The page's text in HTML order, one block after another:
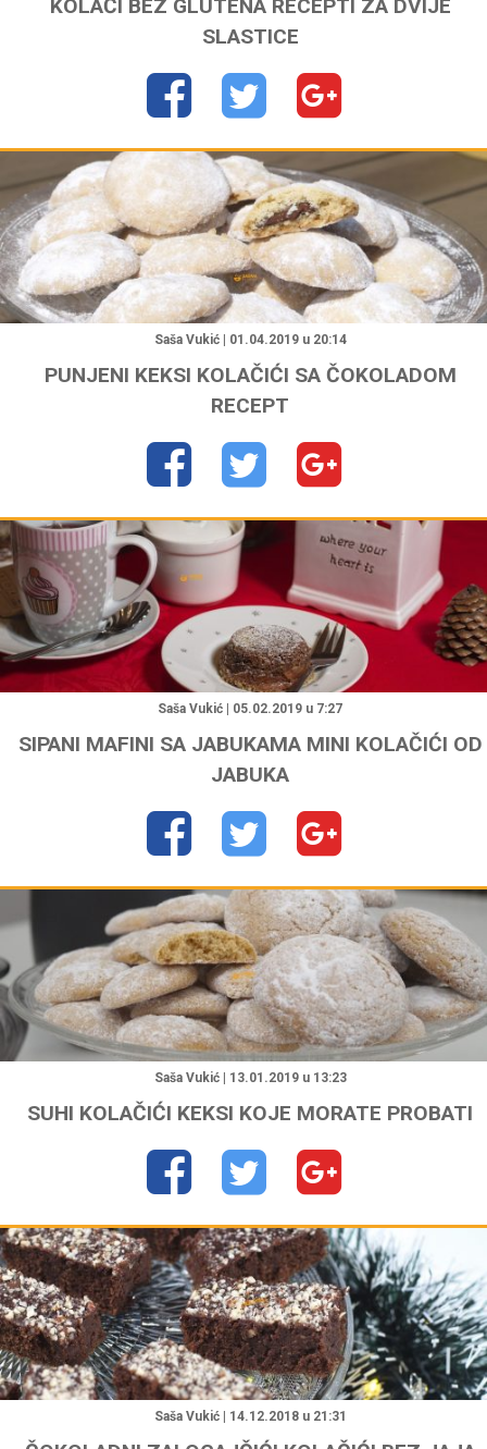
KOLAČI BEZ GLUTENA RECEPTI ZA DVIJE
SLASTICE
Saša Vukić | 01.04.2019 u 20:14
PUNJENI KEKSI KOLAČIĆI SA ČOKOLADOM
RECEPT
"
Saša Vukić | 05.02.2019 u 7:27
SIPANI MAFINI SA JABUKAMA MINI KOLAČIĆI OD
JABUKA
"
Saša Vukić | 13.01.2019 u 13:23
SUHI KOLAČIĆI KEKSI KOJE MORATE PROBATI
"
Saša Vukić | 14.12.2018 u 21:31